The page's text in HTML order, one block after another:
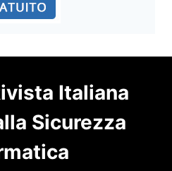
Italiana
Sicurezza